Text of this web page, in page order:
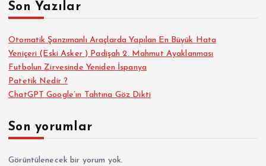
Son Yazılar
Otomatik Şanzımanlı Araçlarda Yapılan En Büyük Hata
Yeniçeri (Eski Asker ) Padişah 2. Mahmut Ayaklanması
Futbolun Zirvesinde Yeniden İspanya
Patetik Nedir ?
ChatGPT Google’ın Tahtına Göz Dikti
Son yorumlar
Görüntülenecek bir yorum yok.